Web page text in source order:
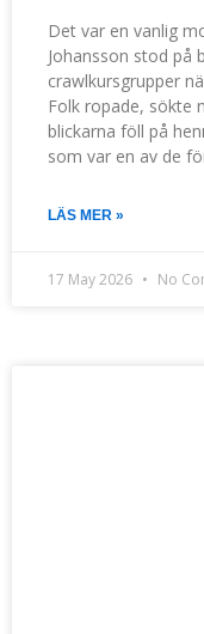
Det var en vanlig
Johansson stod på
crawlkursgrupper
Folk ropade, sökte
blickarna föll på
som var en av de
LÄS MER »
17 May 2026 No